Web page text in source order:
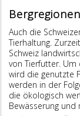
Bergregionen
Auch die
Tierhaltung.
Schweiz
von Tierfutter.
wird die genutzte
werden in der
die ökologisch
Bewässerung